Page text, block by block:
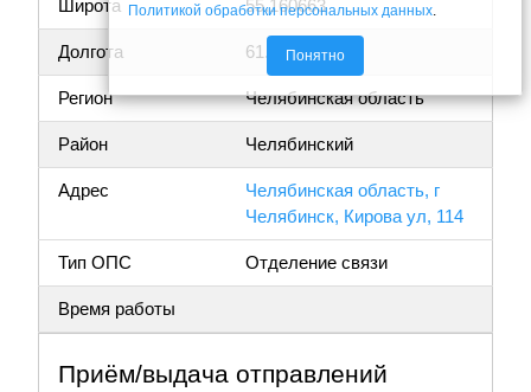
Широта 55.160663
Долгота 61.400559
Регион Челябинская область
Район Челябинский
Адрес
Челябинская область, г
Челябинск, Кирова ул, 114
Тип ОПС Отделение связи
Время работы
Приём/выдача отправлений
Политикой обработки персональных данных.
Понятно